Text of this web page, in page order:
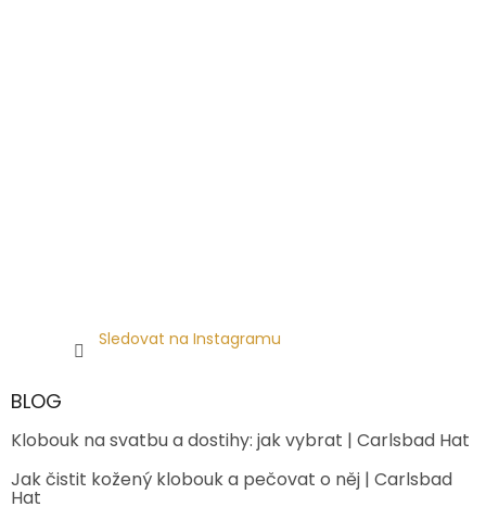
Sledovat na Instagramu
BLOG
Klobouk na svatbu a dostihy: jak vybrat | Carlsbad Hat
Jak čistit kožený klobouk a pečovat o něj | Carlsbad
Hat